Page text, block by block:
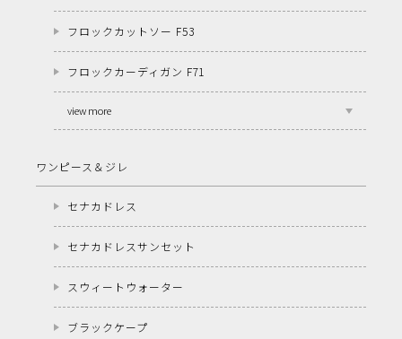
フロックカットソー F53
フロックカーディガン F71
view more
ワンピース＆ジレ
セナカドレス
セナカドレスサンセット
スウィートウォーター
ブラックケープ